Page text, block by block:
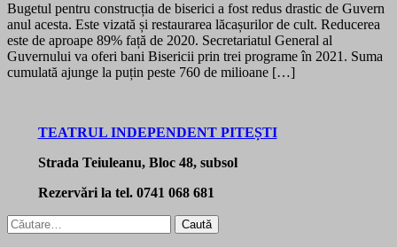
Bugetul pentru construcția de biserici a fost redus drastic de Guvern
anul acesta. Este vizată și restaurarea lăcașurilor de cult. Reducerea
este de aproape 89% față de 2020. Secretariatul General al
Guvernului va oferi bani Bisericii prin trei programe în 2021. Suma
cumulată ajunge la puțin peste 760 de milioane […]
TEATRUL INDEPENDENT PITEȘTI
Strada Teiuleanu, Bloc 48, subsol
Rezervări la tel. 0741 068 681
Caută
după: